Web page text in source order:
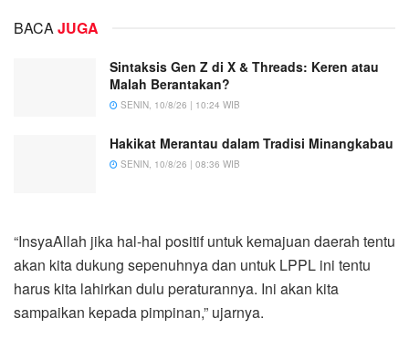
BACAJUGA
Sintaksis Gen Z di X & Threads: Keren atau
Malah Berantakan?
SENIN, 10/8/26 | 10:24 WIB
Hakikat Merantau dalam Tradisi Minangkabau
SENIN, 10/8/26 | 08:36 WIB
“InsyaAllah jika hal-hal positif untuk kemajuan daerah tentu
akan kita dukung sepenuhnya dan untuk LPPL ini tentu
harus kita lahirkan dulu peraturannya. Ini akan kita
sampaikan kepada pimpinan,” ujarnya.